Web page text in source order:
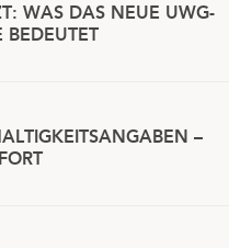
WAS DAS NEUE UWG-
BEDEUTET
–